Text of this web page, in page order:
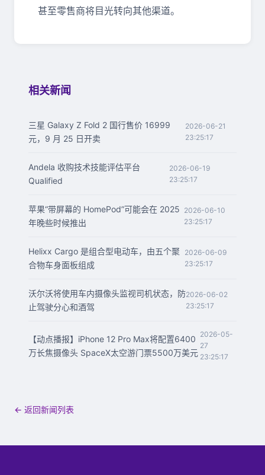
甚至零售商将目光转向其他渠道。
相关新闻
三星 Galaxy Z Fold 2 国行售价 16999
元，9 月 25 日开卖
2026-06-21
23:25:17
Andela 收购技术技能评估平台
Qualified
2026-06-19
23:25:17
苹果“带屏幕的 HomePod”可能会在 2025
年晚些时候推出
2026-06-10
23:25:17
Helixx Cargo 是组合型电动车，由五个聚
合物车身面板组成
2026-06-09
23:25:17
沃尔沃将使用车内摄像头监视司机状态，防
止驾驶分心和酒驾
2026-06-02
23:25:17
【动点播报】iPhone 12 Pro Max将配置6400
万长焦摄像头 SpaceX太空游门票5500万美元
2026-05-
27
23:25:17
← 返回新闻列表